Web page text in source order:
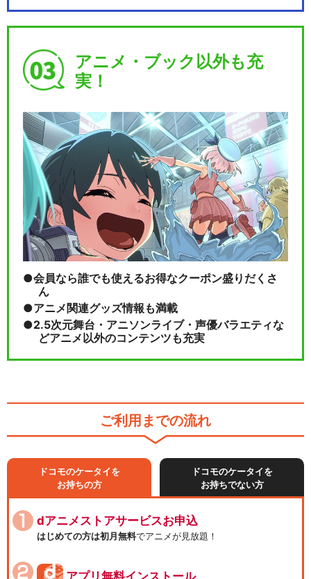
アニメ・ブック以外も充
実！
会員なら誰でも使えるお得なクーポン盛りだくさ
ん
アニメ関連グッズ情報も満載
2.5次元舞台・アニソンライブ・声優バラエティな
どアニメ以外のコンテンツも充実
ご利用までの流れ
ドコモのケータイを
お持ちの方
ドコモのケータイを
お持ちでない方
dアニメストアサービスお申込
はじめての方は初月無料でアニメが見放題！